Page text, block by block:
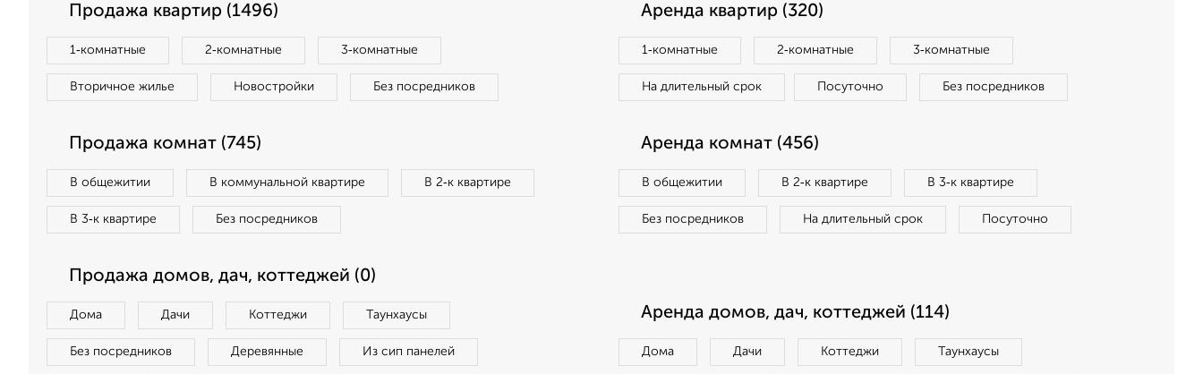
Продажа квартир (1496)
1‑комнатные 2‑комнатные 3‑комнатные
Вторичное жилье Новостройки Без посредников
Аренда квартир (320)
1‑комнатные 2‑комнатные 3‑комнатные
На длительный срок Посуточно Без посредников
Продажа комнат (745)
В общежитии В коммунальной квартире В 2‑к квартире
В 3‑к квартире Без посредников
Аренда комнат (456)
В общежитии В 2‑к квартире В 3‑к квартире
Без посредников На длительный срок Посуточно
Продажа домов, дач, коттеджей (0)
Дома Дачи Коттеджи Таунхаусы
Без посредников Деревянные Из сип панелей
Аренда домов, дач, коттеджей (114)
Дома Дачи Коттеджи Таунхаусы